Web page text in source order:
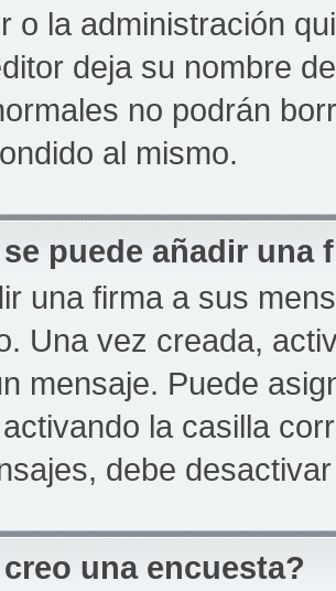
o la administración
deja su nombre
no podrán
al mismo.
puede añadir una
una firma a sus
Una vez creada,
mensaje. Puede
la casilla
debe
una encuesta?